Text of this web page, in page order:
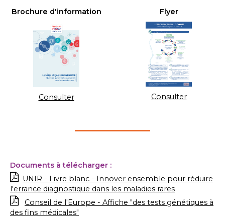
Brochure d'information
Consulter
Flyer
Consulter
Documents à télécharger :
UNIR - Livre blanc - Innover ensemble pour réduire
l'errance diagnostique dans les maladies rares
Conseil de l'Europe - Affiche "des tests génétiques à
des fins médicales"